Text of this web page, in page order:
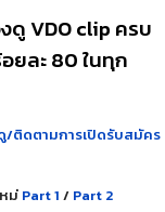
VDO clip ครบ
ยละ 80 ในทุก
/ติดตามการเปิดรับสมัคร
ม่ Part 1 / Part 2